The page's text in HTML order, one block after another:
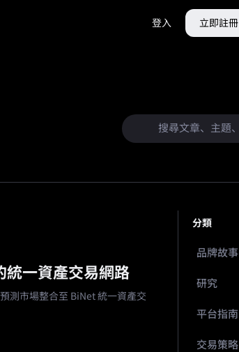
登入 立即註冊
一資產交易網路
測市場整合至 BiNet 統一資產交
分類
品牌故事
研究
平台指南
交易策略